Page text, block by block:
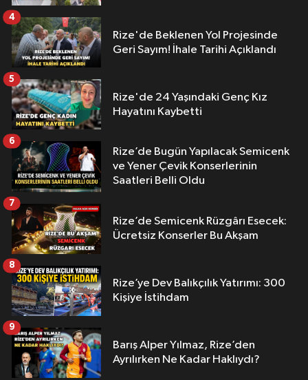
Rize'de Beklenen Yol Projesinde
Geri Sayım! İhale Tarihi Açıklandı
4
Rize'de 24 Yaşındaki Genç Kız
Hayatını Kaybetti
5
Rize’de Bugün Yapılacak Semicenk
ve Yener Çevik Konserlerinin
Saatleri Belli Oldu
6
Rize’de Semicenk Rüzgârı Esecek:
Ücretsiz Konserler Bu Akşam
7
Rize’ye Dev Balıkçılık Yatırımı: 300
Kişiye İstihdam
8
Barış Alper Yılmaz, Rize’den
Ayrılırken Ne Kadar Haklıydı?
9